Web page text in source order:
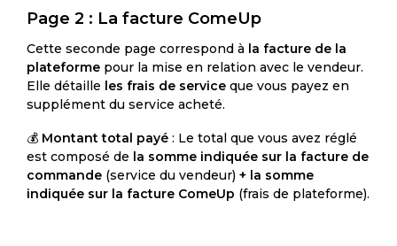
Page 2 : La facture ComeUp
Cette seconde page correspond à la facture de la
plateforme pour la mise en relation avec le vendeur.
Elle détaille les frais de service que vous payez en
supplément du service acheté.
💰 Montant total payé : Le total que vous avez réglé
est composé de la somme indiquée sur la facture de
commande (service du vendeur) + la somme
indiquée sur la facture ComeUp (frais de plateforme).